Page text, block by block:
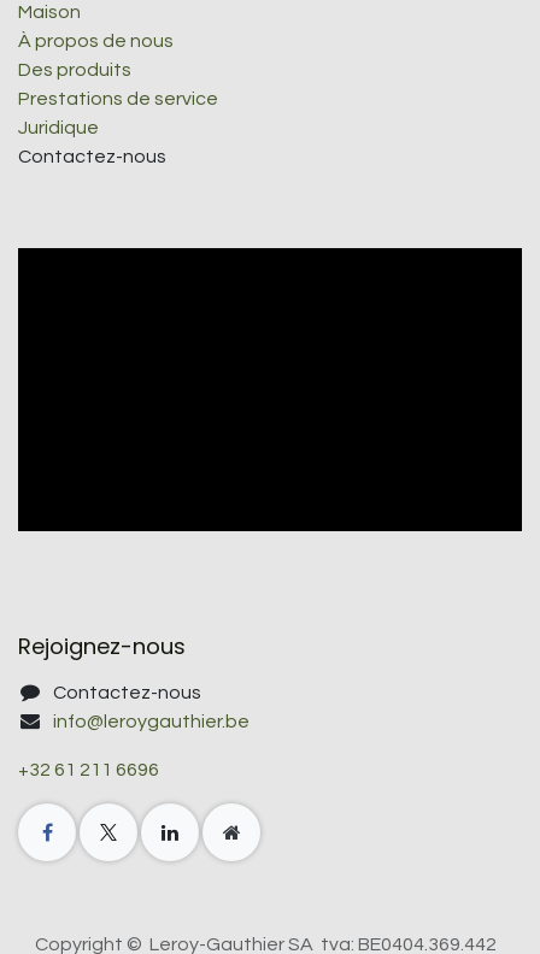
Maison
À propos de nous
Des produits
Prestations de service
Juridique
Contactez-nous
Rejoignez-nous
Contactez-nous
info@leroygauthier.be
+32 61 211 6696
Copyright © Leroy-Gauthier SA tva: BE0404.369.442